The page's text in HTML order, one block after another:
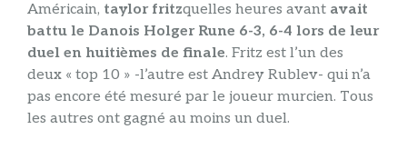
Américain, taylor fritzquelles heures avant avait
battu le Danois Holger Rune 6-3, 6-4 lors de leur
duel en huitièmes de finale. Fritz est l’un des
deux « top 10 » -l’autre est Andrey Rublev- qui n’a
pas encore été mesuré par le joueur murcien. Tous
les autres ont gagné au moins un duel.